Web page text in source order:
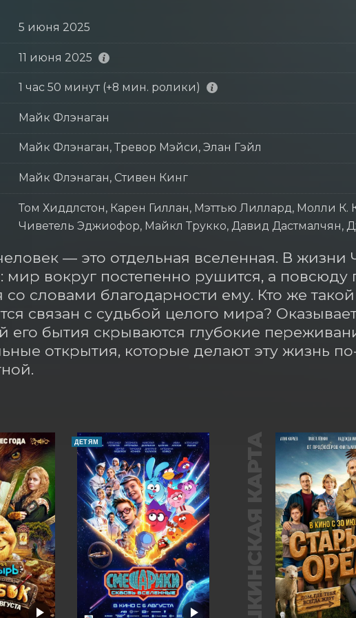
5 июня 2025
11 июня 2025
1 час 50 минут (+8 мин. ролики)
Майк Флэнаган
Майк Флэнаган, Тревор Мэйси, Элан Гэйл
Майк Флэнаган, Стивен Кинг
Том Хиддлстон, Карен Гиллан, Мэттью Лиллард, Молли
Чиветель Эджиофор, Майкл Трукко, Давид Дастмалчян,
— это отдельная вселенная. В жизни
мир вокруг постепенно рушится, а повсюду
со словами благодарности ему. Кто же
связан с судьбой целого мира?
его бытия скрываются глубокие
открытия, которые делают эту жизнь
ДЕТЯМ ПУШКИНСКАЯ КАРТА